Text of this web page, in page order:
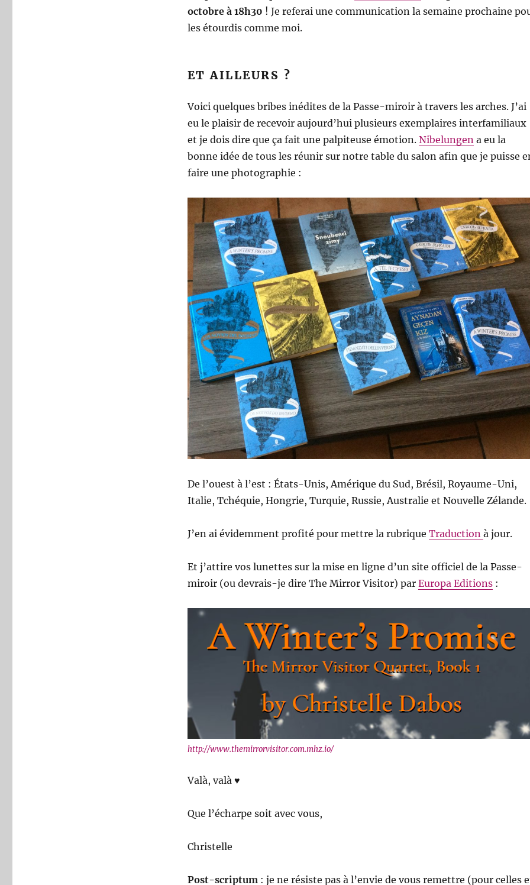
octobre à 18h30 ! Je referai une communication la semaine prochaine
les étourdis comme moi.
ET AILLEURS ?
Voici quelques bribes inédites de la Passe-miroir à travers les arches. J’ai
eu le plaisir de recevoir aujourd’hui plusieurs exemplaires interfamiliaux
et je dois dire que ça fait une palpiteuse émotion. Nibelungen a eu la
bonne idée de tous les réunir sur notre table du salon afin que je puisse
faire une photographie :
De l’ouest à l’est : États-Unis, Amérique du Sud, Brésil, Royaume-Uni,
Italie, Tchéquie, Hongrie, Turquie, Russie, Australie et Nouvelle Zélande.
J’en ai évidemment profité pour mettre la rubrique Traduction à jour.
Et j’attire vos lunettes sur la mise en ligne d’un site officiel de la Passe-
miroir (ou devrais-je dire The Mirror Visitor) par Europa Editions:
http://www.themirrorvisitor.com.mhz.io/
Valà, valà ♥
Que l’écharpe soit avec vous,
Christelle
Post-scriptum: je ne résiste pas à l’envie de vous remettre (pour celles